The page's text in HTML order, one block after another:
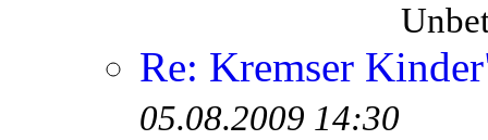
Re: Kremser
05.08.2009 14:30